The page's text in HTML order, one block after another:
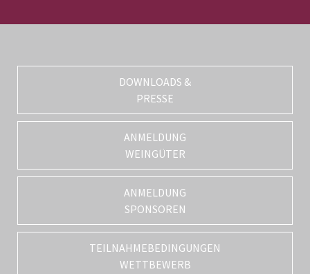
DOWNLOADS &
PRESSE
ANMELDUNG
WEINGÜTER
ANMELDUNG
SPONSOREN
TEILNAHMEBEDINGUNGEN
WETTBEWERB